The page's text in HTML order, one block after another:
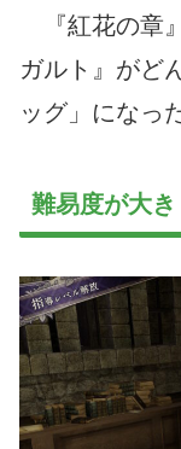
『紅花の章
ガルト』がど
ッグ」になっ
難易度が大